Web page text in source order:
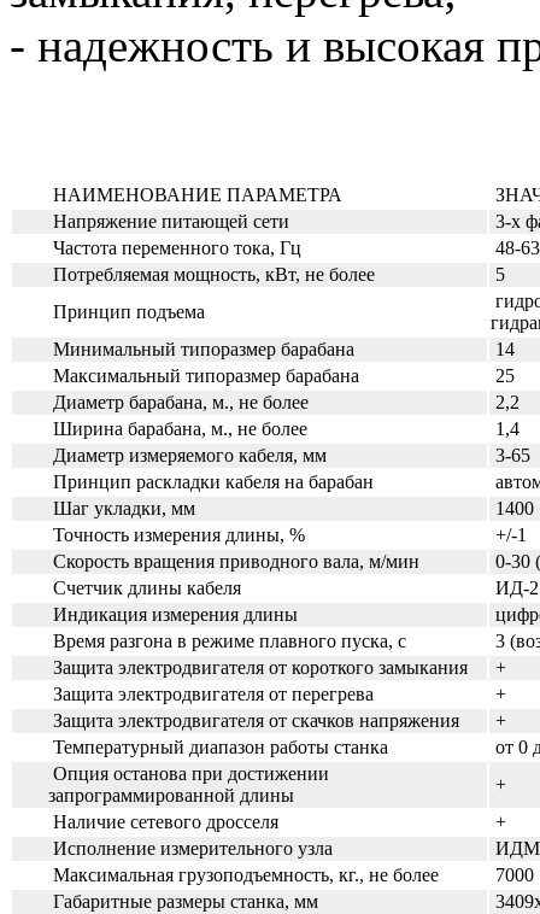
- надежность и высокая
НАИМЕНОВАНИЕ ПАРАМЕТРА
Напряжение питающей сети
3-х
Частота переменного тока, Гц
48-63
Потребляемая мощность, кВт, не более
5
Принцип подъема
Минимальный типоразмер барабана
14
Максимальный типоразмер барабана
25
Диаметр барабана, м., не более
2,2
Ширина барабана, м., не более
1,4
Диаметр измеряемого кабеля, мм
3-65
Принцип раскладки кабеля на барабан
Шаг укладки, мм
1400
Точность измерения длины, %
+/-1
Скорость вращения приводного вала, м/мин
0-30
Счетчик длины кабеля
ИД-2
Индикация измерения длины
Время разгона в режиме плавного пуска, с
3
Защита электродвигателя от короткого замыкания
+
Защита электродвигателя от перегрева
+
Защита электродвигателя от скачков напряжения
+
Температурный диапазон работы станка
от 0
Опция останова при достижении
запрограммированной длины
+
Наличие сетевого дросселя
+
Исполнение измерительного узла
Максимальная грузоподъемность, кг., не более
7000
Габаритные размеры станка, мм